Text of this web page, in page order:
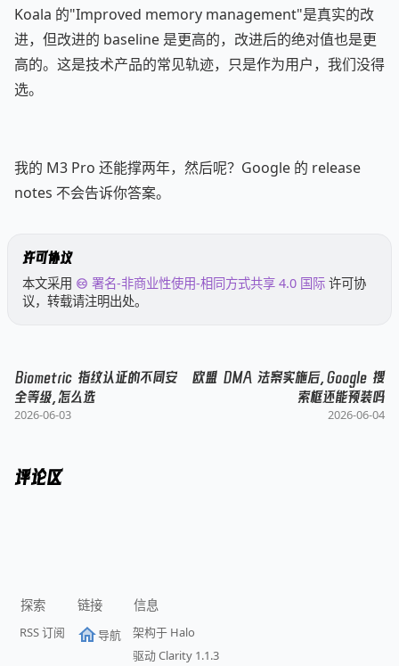
Koala 的"Improved memory management"是真实的改
进，但改进的 baseline 是更高的，改进后的绝对值也是更
高的。这是技术产品的常见轨迹，只是作为用户，我们没得
选。
我的 M3 Pro 还能撑两年，然后呢？Google 的 release
notes 不会告诉你答案。
许可协议
本文采用 署名-非商业性使用-相同方式共享 4.0 国际 许可协
议，转载请注明出处。
Biometric 指纹认证的不同安
全等级，怎么选
2026-06-03
欧盟 DMA 法案实施后，Google 搜
索框还能预装吗
2026-06-04
评论区
探索
RSS 订阅
链接
导航
信息
架构于 Halo
驱动 Clarity 1.1.3